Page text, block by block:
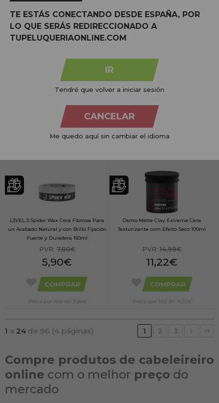
Ossion Edge Booster Afro Wax Cera de
Fijación Super Fuerte 175ml
6,45€
COMPRAR
Red One Matte Hair Wax White Cera
Fijadora Efecto Mate de Fijación Fuerte
100ml
3,71€
COMPRAR
L3VEL 3 Spider Wax Cera Fibrosa Para
un Acabado Natural y con Brillo Fijación
Fuerte y Duradera 150ml
PVR:7,80€
5,90€
COMPRAR
Preço por 100 Ml: 3,94€
Osmo Matte Clay Extreme Cera
Texturizante com Efeito Seco 100ml
PVR: 14,99€
11,22€
COMPRAR
Preço por 100 Ml: 11,22€
1 a 24 de 96 (4 páginas) 1 2 3
Compre produtos de cabeleireiro
online com o melhor preço do
mercado
TE ESTÁS CONECTANDO DESDE ESPAÑA, POR
LO QUE SERÁS REDIRECCIONADO A
TUPELUQUERIAONLINE.COM
IR
Tendré que volver a iniciar sesión
CANCELAR
Me quedo aquí sin cambiar el idioma